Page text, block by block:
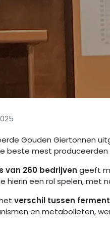
Gouden Giertonnen
beste mest
van 260 bedrijven geeft
hierin een rol spelen, met
verschil tussen
en metabolieten,